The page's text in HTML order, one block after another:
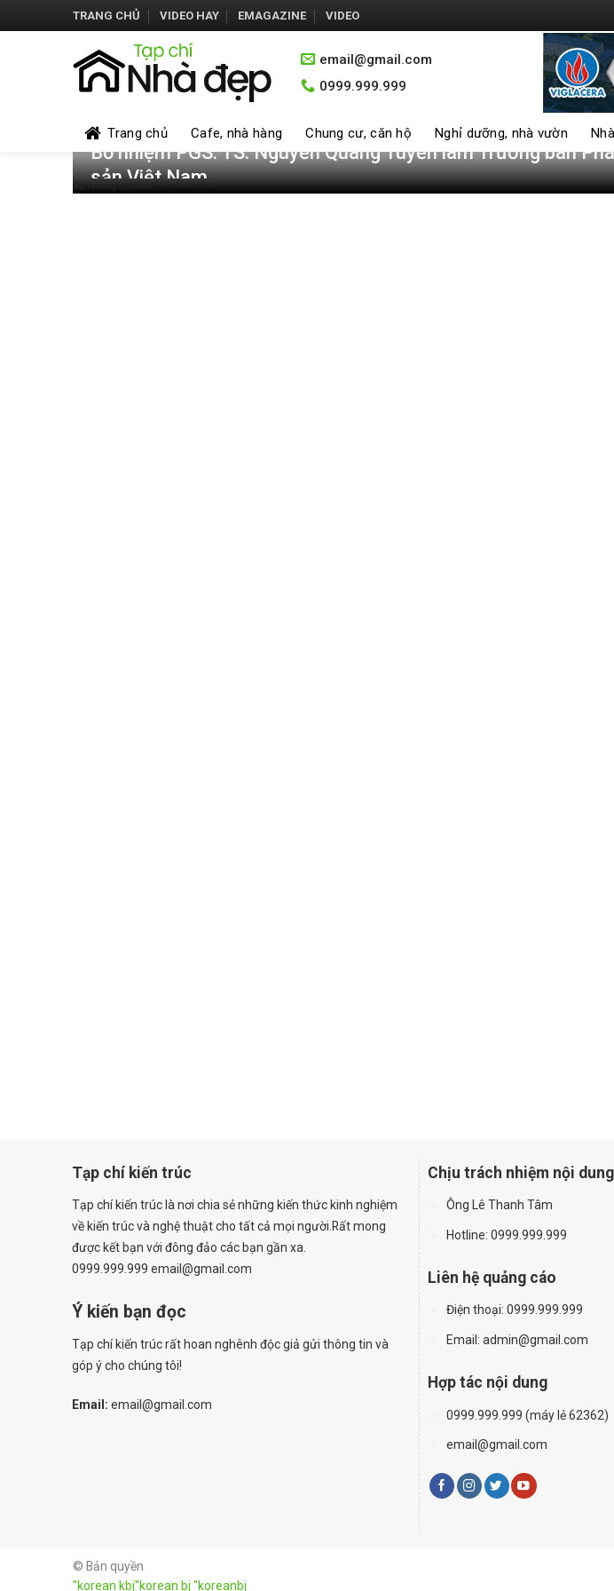
to
TRANG CHỦ VIDEO HAY EMAGAZINE VIDEO
email@gmail.com
0999.999.999
Trang chủ Cafe, nhà hàng Chung cư, căn hộ Nghỉ dưỡng, nhà vườn
Bổ nhiệm PGS. TS. Nguyễn Quang Tuyến làm Trưởng ban
sản Việt Nam
22 Tháng 6, 2026
Tạp chí kiến trúc
Tạp chí kiến trúc là nơi chia sẻ những kiến thức kinh nghiệm
về kiến trúc và nghệ thuật cho tất cả mọi người.Rất mong
được kết bạn với đông đảo các bạn gần xa.
0999.999.999 email@gmail.com
Ý kiến bạn đọc
Tạp chí kiến trúc rất hoan nghênh độc giả gửi thông tin và
góp ý cho chúng tôi!
Email: email@gmail.com
Chịu trách nhiệm nội dung
Ông Lê Thanh Tâm
Hotline: 0999.999.999
Liên hệ quảng cáo
Điện thoại: 0999.999.999
Email: admin@gmail.com
Hợp tác nội dung
0999.999.999 (máy lẻ 62362)
email@gmail.com
© Bản quyền
"korean kbj​"korean bj "koreanbj​